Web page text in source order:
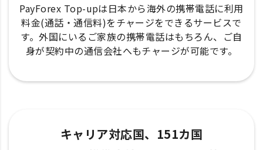
PayForex Top-upは日本から海外の携帯電話に利用
料金(通話・通信料)をチャージをできるサービスで
す。外国にいるご家族の携帯電話はもちろん、ご自
身が契約中の通信会社へもチャージが可能です。
キャリア対応国、151カ国